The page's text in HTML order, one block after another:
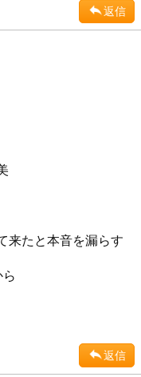
返信
来たと本音を漏らす
返信